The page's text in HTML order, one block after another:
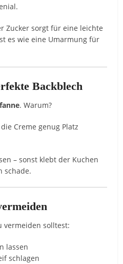
Zucker sorgt für eine leichte
es wie eine Umarmung für
Backblech
. Warum?
Creme genug Platz
– sonst klebt der Kuchen
schade.
vermeiden solltest:
lassen
schlagen